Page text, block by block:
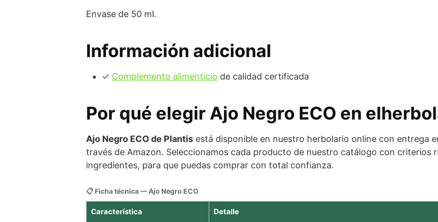
Envase de 50 ml.
Información adicional
✓ Complemento alimenticio de calidad certificada
Por qué elegir Ajo Negro ECO en
Ajo Negro ECO de Plantis está disponible en nuestro herbolario online con entrega
través de Amazon. Seleccionamos cada producto de nuestro catálogo con criterios
ingredientes, para que puedas comprar con total confianza.
📋 Ficha técnica — Ajo Negro ECO
Característica Detalle